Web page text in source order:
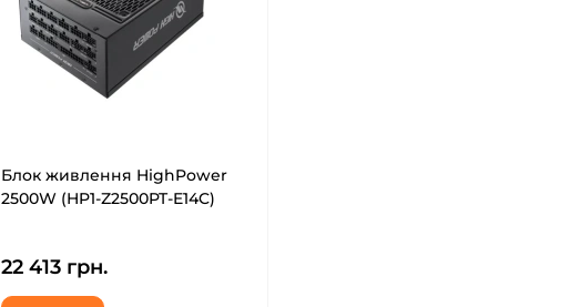
Блок живлення HighPower
2500W (HP1-Z2500PT-E14C)
22 413 грн.